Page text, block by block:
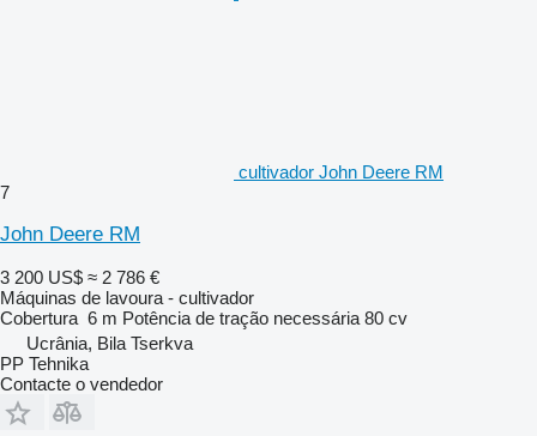
cultivador John Deere RM
7
John Deere RM
3 200 US$ ≈ 2 786 €
Máquinas de lavoura - cultivador
Cobertura 6 m Potência de tração necessária 80 cv
Ucrânia, Bila Tserkva
PP Tehnika
Contacte o vendedor